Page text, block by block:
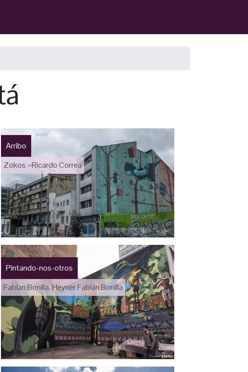
Arribo
Zokos - Ricardo Correa
Pintando-nos-otros
Fabian Bonilla, Heyner Fabián Bonilla